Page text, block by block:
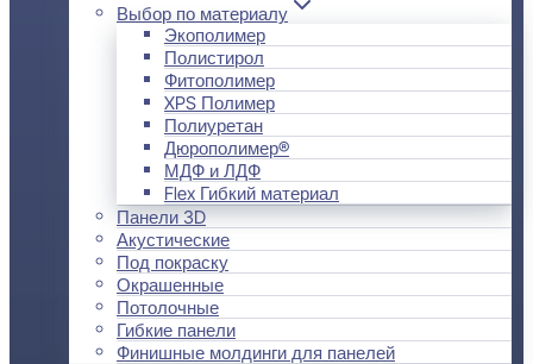
Выбор по материалу
Экополимер
Полистирол
Фитополимер
XPS Полимер
Полиуретан
Дюрополимер®
МДФ и ЛДФ
Flex Гибкий материал
Панели 3D
Акустические
Под покраску
Окрашенные
Потолочные
Гибкие панели
Финишные молдинги для панелей